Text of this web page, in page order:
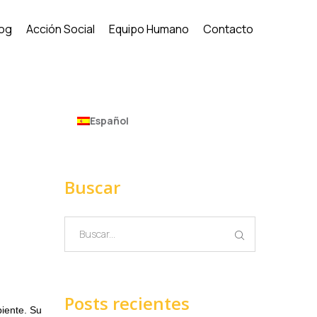
Acción Social Equipo Humano Contacto
Su
Español
Buscar
Posts recientes